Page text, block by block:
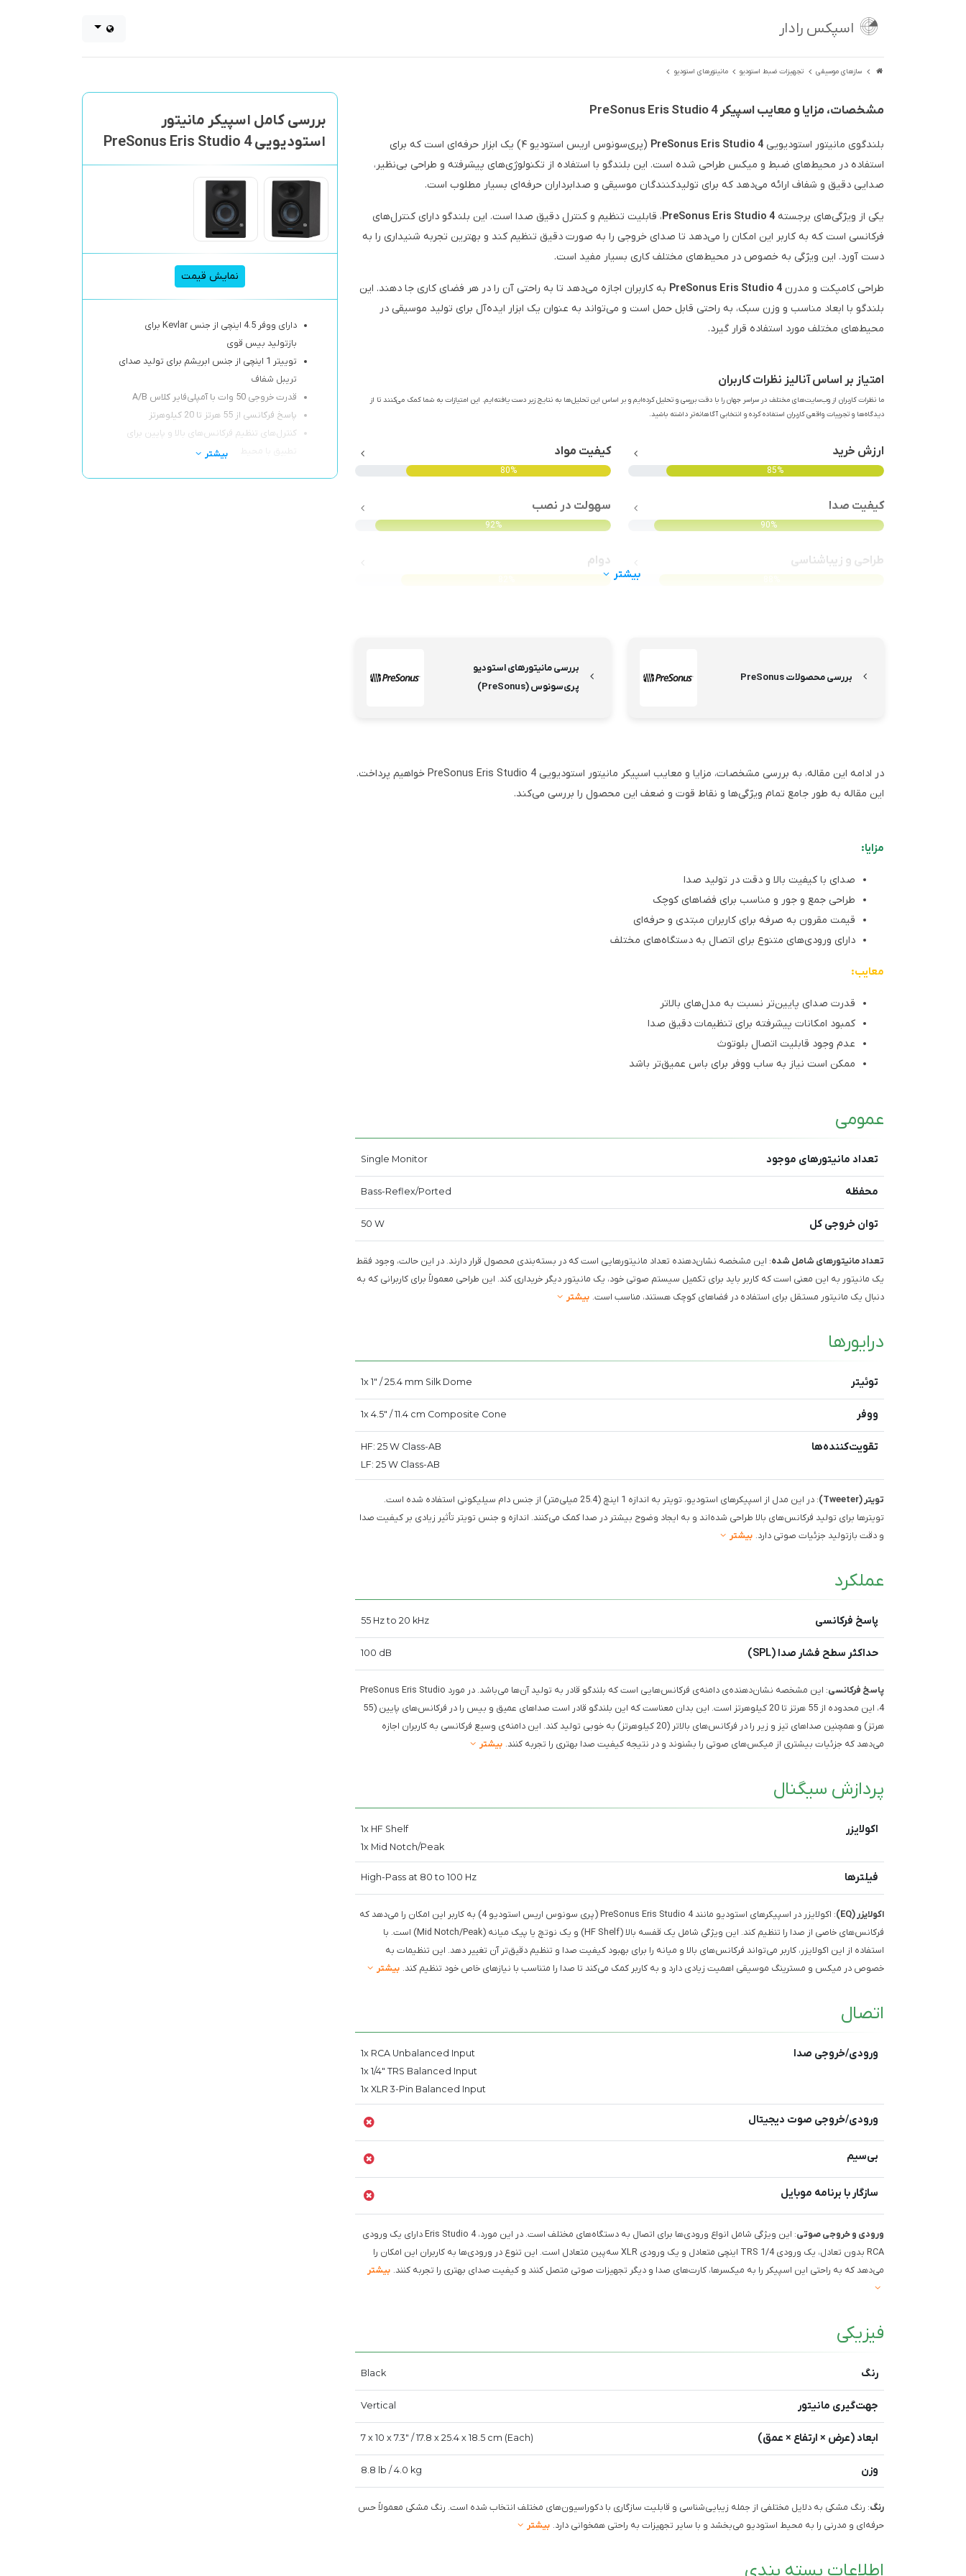
اسپکس رادار
سازهای موسیقی تجهیزات ضبط استودیو مانیتورهای استودیو
بررسی کامل اسپیکر مانیتور
استودیویی PreSonus Eris Studio 4
نمایش قیمت
دارای ووفر 4.5 اینچی از جنس Kevlar برای
بازتولید بیس قوی
توییتر 1 اینچی از جنس ابریشم برای تولید صدای
تریبل شفاف
قدرت خروجی 50 وات با آمپلی‌فایر کلاس A/B
پاسخ فرکانسی از 55 هرتز تا 20 کیلوهرتز
کنترل‌های تنظیم فرکانس‌های بالا و پایین برای
بیشتر
مشخصات، مزایا و معایب اسپیکر PreSonus Eris Studio 4
بلندگوی مانیتور استودیویی PreSonus Eris Studio 4
(پری‌سونوس اریس استودیو ۴) یک ابزار حرفه‌ای است که برای
استفاده در محیط‌های ضبط و میکس طراحی شده است. این بلندگو با استفاده از تکنولوژی‌های پیشرفته و طراحی بی‌نظیر،
صدایی دقیق و شفاف ارائه می‌دهد که برای تولیدکنندگان موسیقی و صدابرداران حرفه‌ای بسیار مطلوب است.
یکی از ویژگی‌های برجسته PreSonus Eris Studio 4، قابلیت تنظیم و کنترل دقیق صدا است. این بلندگو دارای کنترل‌های
فرکانسی است که به کاربر این امکان را می‌دهد تا صدای خروجی را به صورت دقیق تنظیم کند و بهترین تجربه شنیداری را به
دست آورد. این ویژگی به خصوص در محیط‌های مختلف کاری بسیار مفید است.
طراحی کامپکت و مدرن PreSonus Eris Studio 4 به کاربران اجازه می‌دهد تا به راحتی آن را در هر فضای کاری جا دهند. این
بلندگو با ابعاد مناسب و وزن سبک، به راحتی قابل حمل است و می‌تواند به عنوان یک ابزار ایده‌آل برای تولید موسیقی در
محیط‌های مختلف مورد استفاده قرار گیرد.
امتیاز بر اساس آنالیز نظرات کاربران
ما نظرات کاربران از وب‌سایت‌های مختلف در سراسر جهان را با دقت بررسی و تحلیل کرده‌ایم و بر اساس این تحلیل‌ها به نتایج زیر دست یافته‌ایم. این امتیازات به شما کمک می‌کنند تا از
دیدگاه‌ها و تجربیات واقعی کاربران استفاده کرده و انتخابی آگاهانه‌تر داشته باشید.
ارزش خرید
85%
کیفیت مواد
80%
کیفیت صدا
90%
سهولت در نصب
92%
طراحی و زیباشناسی دوام
بیشتر
بررسی محصولات PreSonus
بررسی مانیتورهای استودیو
پری‌سونوس (PreSonus)
در ادامه این مقاله، به بررسی مشخصات، مزایا و معایب اسپیکر مانیتور استودیویی PreSonus Eris Studio 4 خواهیم پرداخت.
این مقاله به طور جامع تمام ویژگی‌ها و نقاط قوت و ضعف این محصول را بررسی می‌کند.
مزایا:
صدای با کیفیت بالا و دقت در تولید صدا
طراحی جمع و جور و مناسب برای فضاهای کوچک
قیمت مقرون به صرفه برای کاربران مبتدی و حرفه‌ای
دارای ورودی‌های متنوع برای اتصال به دستگاه‌های مختلف
معایب:
قدرت صدای پایین‌تر نسبت به مدل‌های بالاتر
کمبود امکانات پیشرفته برای تنظیمات دقیق صدا
عدم وجود قابلیت اتصال بلوتوث
ممکن است نیاز به ساب ووفر برای باس عمیق‌تر باشد
عمومی
تعداد مانیتورهای موجود Single Monitor
محفظه Bass-Reflex/Ported
توان خروجی کل 50 W
تعداد مانیتورهای شامل شده: این مشخصه نشان‌دهنده تعداد مانیتورهایی است که در بسته‌بندی محصول قرار دارند. در این حالت، وجود فقط
یک مانیتور به این معنی است که کاربر باید برای تکمیل سیستم صوتی خود، یک مانیتور دیگر خریداری کند. این طراحی معمولاً برای کاربرانی که به
دنبال یک مانیتور مستقل برای استفاده در فضاهای کوچک هستند، مناسب است. بیشتر
درایورها
توئیتر 1x 1" / 25.4 mm Silk Dome
ووفر 1x 4.5" / 11.4 cm Composite Cone
تقویت‌کننده‌ها
HF: 25 W Class-AB
LF: 25 W Class-AB
تویتر (Tweeter)
: در این مدل از اسپیکرهای استودیو، تویتر به اندازه 1 اینچ (25.4 میلی‌متر) از جنس دام سیلیکونی استفاده شده است.
تویترها برای تولید فرکانس‌های بالا طراحی شده‌اند و به ایجاد وضوح بیشتر در صدا کمک می‌کنند. اندازه و جنس تویتر تأثیر زیادی بر کیفیت صدا
و دقت بازتولید جزئیات صوتی دارد. بیشتر
عملکرد
پاسخ فرکانسی 55 Hz to 20 kHz
حداکثر سطح فشار صدا (SPL) 100 dB
پاسخ فرکانسی
: این مشخصه نشان‌دهنده‌ی دامنه‌ی فرکانس‌هایی است که بلندگو قادر به تولید آن‌ها می‌باشد. در مورد PreSonus Eris Studio
4، این محدوده از 55 هرتز تا 20 کیلوهرتز است. این بدان معناست که این بلندگو قادر است صداهای عمیق و بیس را در فرکانس‌های پایین (55
هرتز) و همچنین صداهای تیز و زیر را در فرکانس‌های بالاتر (20 کیلوهرتز) به خوبی تولید کند. این دامنه‌ی وسیع فرکانسی به کاربران اجازه
می‌دهد که جزئیات بیشتری از میکس‌های صوتی را بشنوند و در نتیجه کیفیت صدا بهتری را تجربه کنند. بیشتر
پردازش سیگنال
اکولایزر
1x HF Shelf
1x Mid Notch/Peak
فیلترها High-Pass at 80 to 100 Hz
اکولایزر (EQ)
: اکولایزر در اسپیکرهای استودیو مانند PreSonus Eris Studio 4 (پری سونوس اریس استودیو 4) به کاربر این امکان را می‌دهد که
فرکانس‌های خاصی از صدا را تنظیم کند. این ویژگی شامل یک قفسه بالا (HF Shelf) و یک نوتچ یا پیک میانه (Mid Notch/Peak) است. با
استفاده از این اکولایزر، کاربر می‌تواند فرکانس‌های بالا و میانه را برای بهبود کیفیت صدا و تنظیم دقیق‌تر آن تغییر دهد. این تنظیمات به
خصوص در میکس و مسترینگ موسیقی اهمیت زیادی دارد و به کاربر کمک می‌کند تا صدا را متناسب با نیازهای خاص خود تنظیم کند. بیشتر
اتصال
ورودی/خروجی صدا
1x RCA Unbalanced Input
1x 1/4" TRS Balanced Input
1x XLR 3-Pin Balanced Input
ورودی/خروجی صوت دیجیتال
بی‌سیم
سازگار با برنامه موبایل
ورودی و خروجی صوتی
: این ویژگی شامل انواع ورودی‌ها برای اتصال به دستگاه‌های مختلف است. در این مورد، Eris Studio 4 دارای یک ورودی
RCA بدون تعادل، یک ورودی TRS 1/4 اینچی متعادل و یک ورودی XLR سه‌پین متعادل است. این تنوع در ورودی‌ها به کاربران این امکان را
می‌دهد که به راحتی این اسپیکر را به میکسرها، کارت‌های صدا و دیگر تجهیزات صوتی متصل کنند و کیفیت صدای بهتری را تجربه کنند. بیشتر
فیزیکی
رنگ Black
جهت‌گیری مانیتور Vertical
ابعاد (عرض × ارتفاع × عمق) 7 x 10 x 7.3" / 17.8 x 25.4 x 18.5 cm (Each)
وزن 8.8 lb / 4.0 kg
رنگ: رنگ مشکی به دلایل مختلفی از جمله زیبایی‌شناسی و قابلیت سازگاری با دکوراسیون‌های مختلف انتخاب شده است. رنگ مشکی معمولاً حس
حرفه‌ای و مدرنی را به محیط استودیو می‌بخشد و با سایر تجهیزات به راحتی همخوانی دارد. بیشتر
اطلاعات بسته بندی